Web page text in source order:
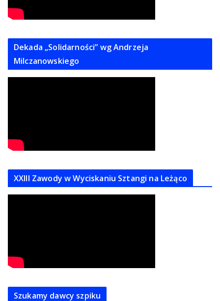
Dekada „Solidarności” wg Andrzeja
Milczanowskiego
XXIII Zawody w Wyciskaniu Sztangi na Leżąco
Szukamy dawcy szpiku